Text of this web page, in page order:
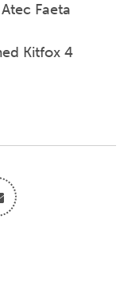
Faeta
Kitfox 4